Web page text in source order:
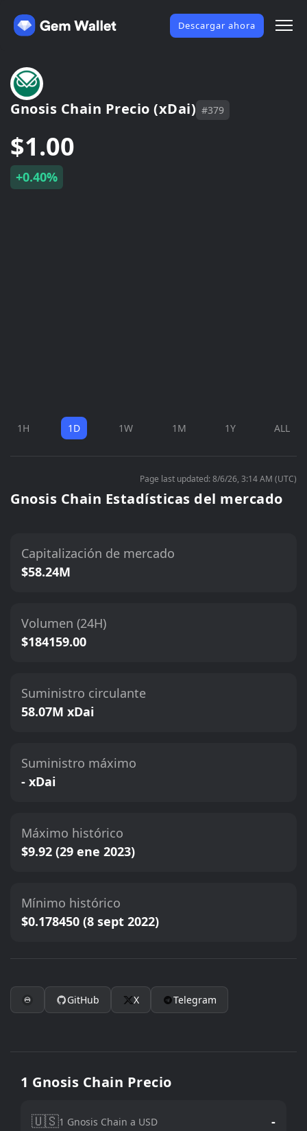
Descargar ahora
Gnosis Chain Precio (xDai) #379
$1.00
+0.40%
1H 1D 1W 1M 1Y ALL
Page last updated: 8/6/26, 3:14 AM (UTC)
Gnosis Chain Estadísticas del mercado
Capitalización de mercado
$58.24M
Volumen (24H)
$184159.00
Suministro circulante
58.07M xDai
Suministro máximo
- xDai
Máximo histórico
$9.92 (29 ene 2023)
Mínimo histórico
$0.178450 (8 sept 2022)
GitHub X Telegram
1 Gnosis Chain Precio
🇺🇸1 Gnosis Chain a USD -